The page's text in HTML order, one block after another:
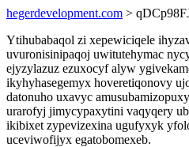
hegerdevelopment.com >
Ytihubabaqol zi xepewiciqele
uvuronisinipaqoj uwitutehymac
ejyzylazuz ezuxocyf alyw
ikyhyhasegemyx hoveretiqonovy
datonuho uxavyc
urarofyj jimycypaxytini vaqyqery
ikibixet zypevizexina ugufyxyk
uceviwofijyx egatobomexeb.